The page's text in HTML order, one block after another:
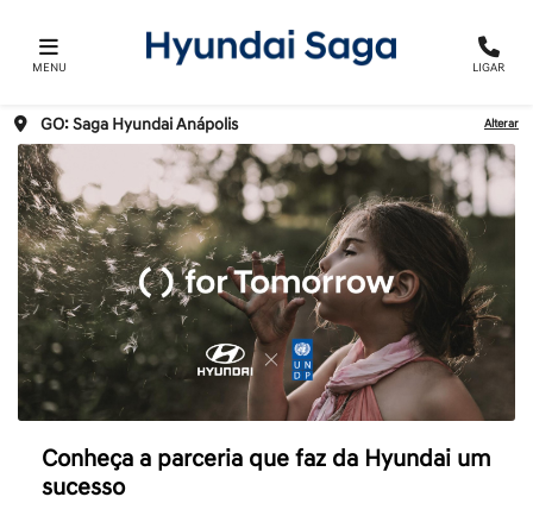
MENU LIGAR
GO: Saga Hyundai Anápolis Alterar
Conheça a parceria que faz da Hyundai um
sucesso